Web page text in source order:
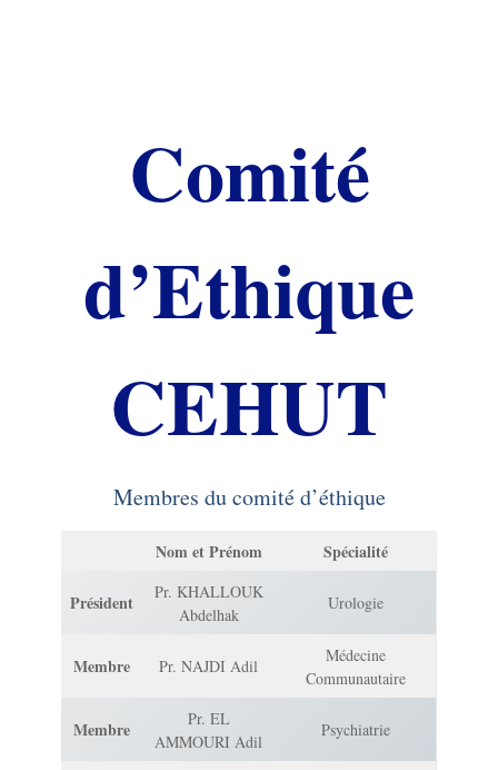
Comité
d’Ethique
CEHUT
Membres du comité d’éthique
Nom et Prénom Spécialité
Président
Pr. KHALLOUK
Abdelhak
Urologie
Membre Pr. NAJDI Adil
Médecine
Communautaire
Membre
Pr. EL
AMMOURI Adil
Psychiatrie